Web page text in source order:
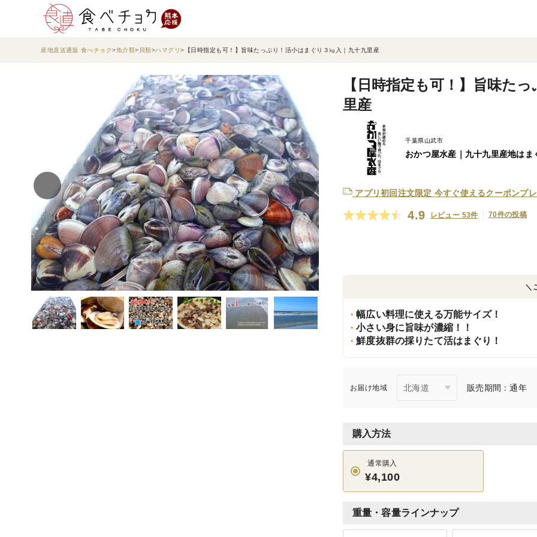
産地直送通販 食べチョク 魚介類 貝類 ハマグリ 【日時指定も可！】旨味たっぷり！活小はまぐり３㎏入｜九十九里産
【日時指定も可！】旨味た
里産
千葉県山武市
おかつ屋水産｜九十九里産地はま
アプリ初回注文限定 今すぐ使えるクーポンプ
4.9 レビュー 53件 70件の投稿
＼
幅広い料理に使える万能サイズ！
小さい身に旨味が濃縮！！
鮮度抜群の採りたて活はまぐり！
お届け地域 販売期間：通年
購入方法
通常購入
¥4,100
重量・容量ラインナップ